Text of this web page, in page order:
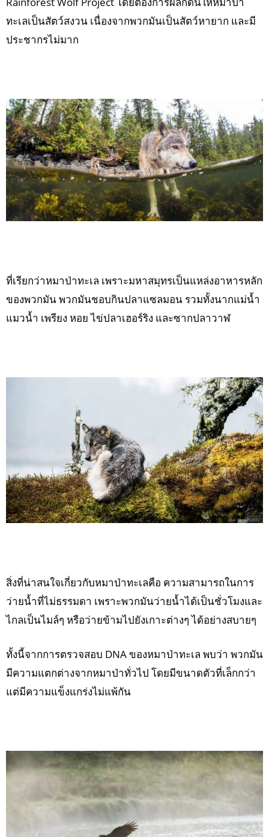
ทะเลเป็นสัตว์สงวน เนื่องจากพวกมันเป็นสัตว์หายาก และมี
ประชากรไม่มาก
ที่เรียกว่าหมาป่าทะเล เพราะมหาสมุทรเป็นแหล่งอาหารหลัก
ของพวกมัน พวกมันชอบกินปลาแซลมอน รวมทั้งนากแม่น้ำ
แมวน้ำ เพรียง หอย ไข่ปลาเฮอร์ริง และซากปลาวาฬ
สิ่งที่น่าสนใจเกี่ยวกับหมาป่าทะเลคือ ความสามารถในการ
ว่ายน้ำที่ไม่ธรรมดา เพราะพวกมันว่ายน้ำได้เป็นชั่วโมงและ
ไกลเป็นไมล์ๆ หรือว่ายข้ามไปยังเกาะต่างๆ ได้อย่างสบายๆ
ทั้งนี้จากการตรวจสอบ DNA ของหมาป่าทะเล พบว่า พวกมัน
มีความแตกต่างจากหมาป่าทั่วไป โดยมีขนาดตัวที่เล็กกว่า
แต่มีความแข็งแกร่งไม่แพ้กัน